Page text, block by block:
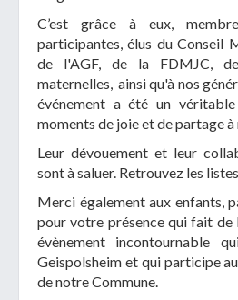
C’est grâce à eux,
participantes, élus du Conseil
de l'AGF, de la FDMJC, de
maternelles, ainsi qu'à nos
événement a été un
moments de joie et de partage
Leur dévouement et leur
sont à saluer. Retrouvez les
Merci également aux enfants,
pour votre présence qui fait de
évènement incontournable
Geispolsheim et qui participe
de notre Commune.